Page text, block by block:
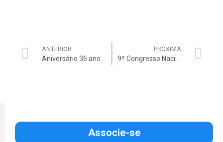
ANTERIOR PRÓXIMA
Associe-se